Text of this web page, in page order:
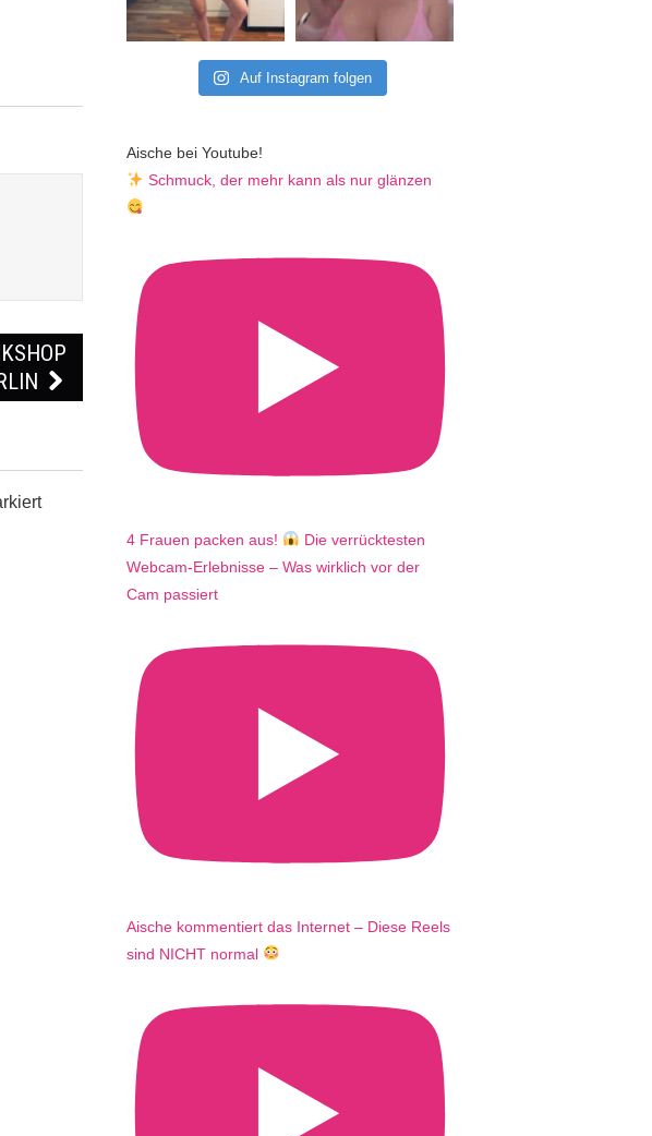
Auf Instagram folgen
Aische bei Youtube!
Schmuck, der mehr kann als nur glänzen
4 Frauen packen aus!
Die verrücktesten
Webcam-Erlebnisse – Was wirklich vor der
Cam passiert
Aische kommentiert das Internet – Diese Reels
sind NICHT normal